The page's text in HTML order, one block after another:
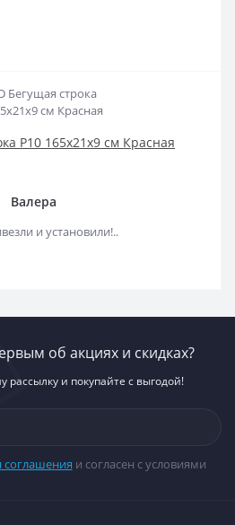
Р10 165x21x9 см Красная
Валера
и установили!..
об акциях и скидках?
и покупайте с выгодой!
соглашения и согласен с условиями